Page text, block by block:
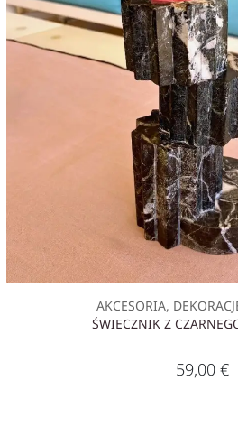
AKCESORIA,
ŚWIECZNIK Z
59,00 €